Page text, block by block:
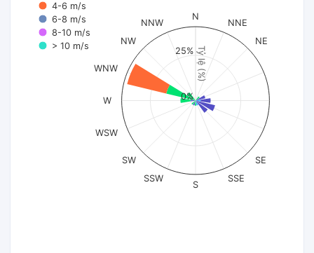
Tỷ lệ (%)
4-6 m/s
6-8 m/s
8-10 m/s
> 10 m/s
N
NNE
NE
SE
SSE
S
SSW
SW
WSW
W
WNW
NW
NNW
0%
25%